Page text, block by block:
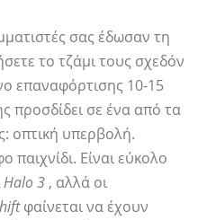
σας έδωσαν τη
το τζάμι τους σχεδόν
επαναφόρτισης 10-15
προσδίδει σε ένα από τα
οπτική υπερβολή.
παιχνίδι. Είναι εύκολο
Halo 3 , αλλά οι
φαίνεται να έχουν